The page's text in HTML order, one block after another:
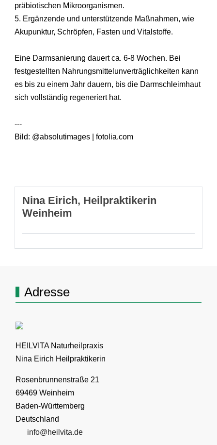
präbiotischen Mikroorganismen.
5. Ergänzende und unterstützende Maßnahmen, wie
Akupunktur, Schröpfen, Fasten und Vitalstoffe.
Eine Darmsanierung dauert ca. 6-8 Wochen. Bei
festgestellten Nahrungsmittelunverträglichkeiten kann
es bis zu einem Jahr dauern, bis die Darmschleimhaut
sich vollständig regeneriert hat.
---
Bild: @absolutimages | fotolia.com
Nina Eirich, Heilpraktikerin
Weinheim
Adresse
HEILVITA Naturheilpraxis
Nina Eirich Heilpraktikerin
Rosenbrunnenstraße 21
69469 Weinheim
Baden-Württemberg
Deutschland
info@heilvita.de